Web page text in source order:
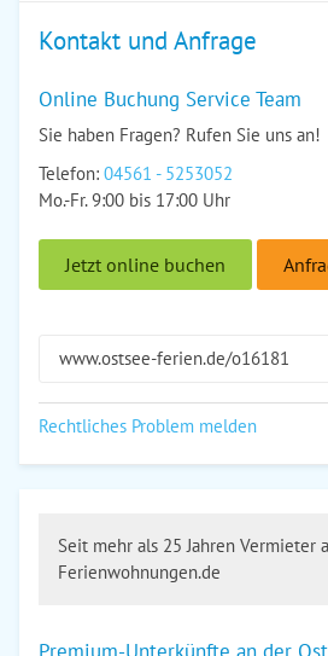
Kontakt und Anfrage
Online Buchung Service Team
Sie haben Fragen? Rufen Sie uns an!
Telefon: 04561 - 5253052
Mo.-Fr. 9:00 bis 17:00 Uhr
Jetzt online buchen
www.ostsee-ferien.de/o16181
Rechtliches Problem melden
Seit mehr als 25 Jahren Vermieter
Ferienwohnungen.de